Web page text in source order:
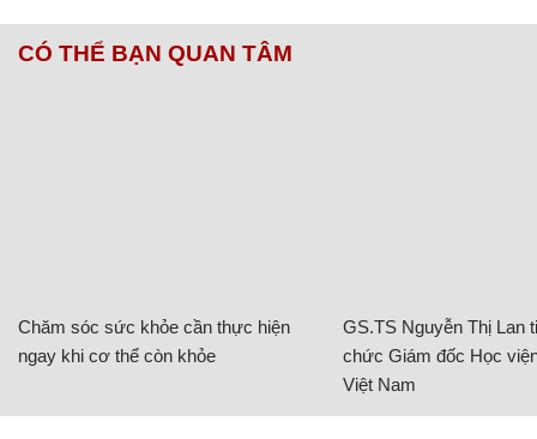
CÓ THỂ BẠN QUAN TÂM
Chăm sóc sức khỏe cần thực hiện
ngay khi cơ thể còn khỏe
GS.TS Nguyễn Thị Lan
chức Giám đốc Học
Việt Nam